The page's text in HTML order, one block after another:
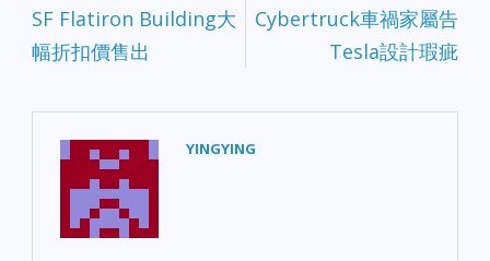
SF Flatiron Building大
幅折扣價售出
Cybertruck車禍家屬告
Tesla設計瑕疵
YINGYING